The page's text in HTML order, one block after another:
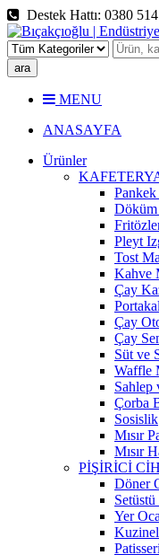
Destek Hattı: 0380
ara
MENU
ANASAYFA
Ürünler
Pankek
Döküm
Pleyt
Tost
Kahve
Çay
Çay
Çay
Süt ve
Waffle
Sahlep
Çorba
Sosislik
Mısır
Mısır
PİŞİRİCİ
Döner
Yer